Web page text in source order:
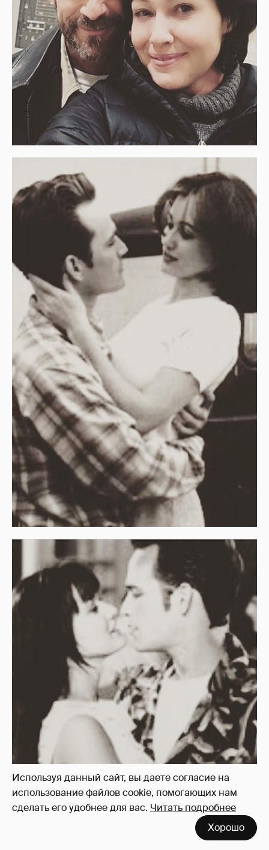
Используя данный сайт, вы даете согласие на
использование файлов cookie, помогающих нам
сделать его удобнее для вас. Читать подробнее
Хорошо